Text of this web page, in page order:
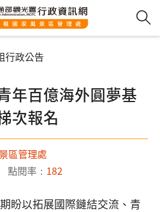
行政公告
年百億海外圓夢基
次報名
區管理處
點閱率： 182
盼以拓展國際鏈結交流、青